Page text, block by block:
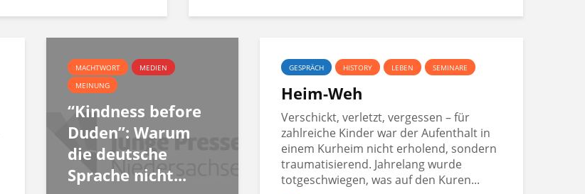
MACHTWORT
MEDIEN
MEINUNG
“Kindness before
Duden”: Warum
die deutsche
Sprache nicht...
GESPRÄCH HISTORY LEBEN SEMINARE
Heim-Weh
Verschickt, verletzt, vergessen – für
zahlreiche Kinder war der Aufenthalt in
einem Kurheim nicht erholend, sondern
traumatisierend. Jahrelang wurde
totgeschwiegen, was auf den Kuren...